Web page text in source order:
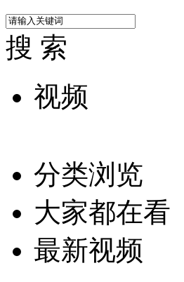
搜 索
视频
分类浏览
大家都在看
最新视频